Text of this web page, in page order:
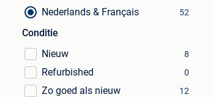
Nederlands & Français 52
Conditie
Nieuw
8
Refurbished 0
Zo goed als nieuw 12